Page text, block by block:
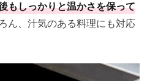
もしっかりと温かさを保って
ん、汁気のある料理にも対応